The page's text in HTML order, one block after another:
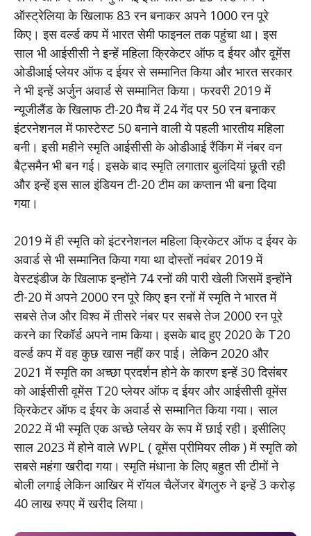
ऑस्ट्रेलिया के खिलाफ 83 रन बनाकर अपने 1000 रन पूरे
किए। इस वर्ल्ड कप में भारत सेमी फाइनल तक पहुंचा था। इस
साल भी आईसीसी ने इन्हें महिला क्रिकेटर ऑफ द ईयर और वूमेंस
ओडीआई प्लेयर ऑफ द ईयर से सम्मानित किया और भारत सरकार
ने भी इन्हें अर्जुन अवार्ड से सम्मानित किया। फरवरी 2019 में
न्यूजीलैंड के खिलाफ टी-20 मैच में 24 गेंद पर 50 रन बनाकर
इंटरनेशनल में फास्टेस्ट 50 बनाने वाली ये पहली भारतीय महिला
बनी। इसी महीने स्मृति आईसीसी के ओडीआई रैंकिंग में नंबर वन
बैट्समैन भी बन गई। इसके बाद स्मृति लगातार बुलंदियां छूती रही
और इन्हें इस साल इंडियन टी-20 टीम का कप्तान भी बना दिया
गया।
2019 में ही स्मृति को इंटरनेशनल महिला क्रिकेटर ऑफ द ईयर के
अवार्ड से भी सम्मानित किया गया था दोस्तों नवंबर 2019 में
वेस्टइंडीज के खिलाफ इन्होंने 74 रनों की पारी खेली जिसमें इन्होंने
टी-20 में अपने 2000 रन पूरे किए इन रनों में स्मृति ने भारत में
सबसे तेज और विश्व में तीसरे नंबर पर सबसे तेज 2000 रन पूरे
करने का रिकॉर्ड अपने नाम किया। इसके बाद हुए 2020 के T20
वर्ल्ड कप में वह कुछ खास नहीं कर पाई। लेकिन 2020 और
2021 में स्मृति का अच्छा प्रदर्शन होने के कारण इन्हें 30 दिसंबर
को आईसीसी वूमेंस T20 प्लेयर ऑफ द ईयर और आईसीसी वूमेंस
क्रिकेटर ऑफ द ईयर के अवार्ड से सम्मानित किया गया। साल
2022 में भी स्मृति एक अच्छे प्लेयर के रूप में छाई रही। इसीलिए
साल 2023 में होने वाले WPL ( वूमेंस प्रीमियर लीक ) में स्मृति को
सबसे महंगा खरीदा गया। स्मृति मंधाना के लिए बहुत सी टीमों ने
बोली लगाई लेकिन आखिर में रॉयल चैलेंजर बेंगलुरु ने इन्हें 3 करोड़
40 लाख रुपए में खरीद लिया।